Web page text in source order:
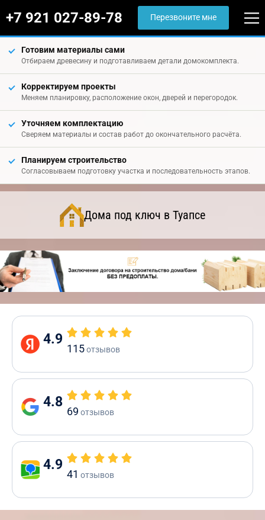
+7 921 027-89-78 Перезвоните мне
Готовим материалы сами
Отбираем древесину и подготавливаем детали домокомплекта.
Корректируем проекты
Меняем планировку, расположение окон, дверей и перегородок.
Уточняем комплектацию
Сверяем материалы и состав работ до окончательного расчёта.
Планируем строительство
Согласовываем подготовку участка и последовательность этапов.
Дома под ключ в Туапсе
4.9
115отзывов
4.8
69 отзывов
4.9
41 отзывов